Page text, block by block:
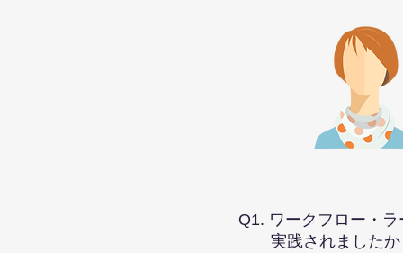
Q1. ワークフロー・
実践されましたか